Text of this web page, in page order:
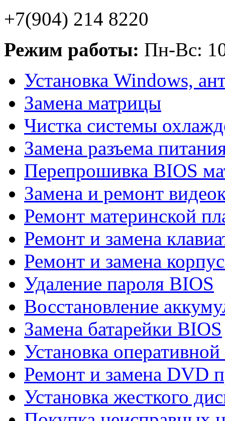
+7(904) 214 8220
Режим работы: Пн-Вс:
Установка Windows,
Замена матрицы
Чистка системы
Замена разъема
Перепрошивка BIOS
Замена и ремонт
Ремонт материнской
Ремонт и замена
Ремонт и замена
Удаление пароля BIOS
Восстановление
Замена батарейки BIOS
Установка
Ремонт и замена DVD
Установка жесткого